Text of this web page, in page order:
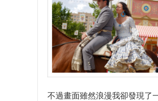
不過畫面雖然浪漫我卻發現了